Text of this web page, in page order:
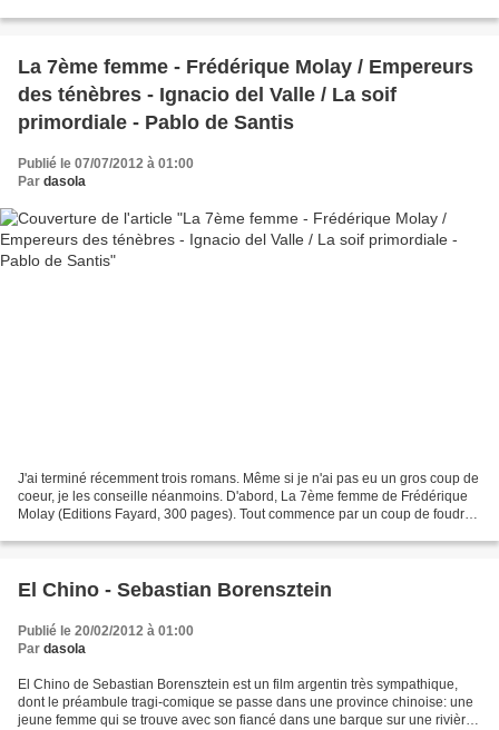
La 7ème femme - Frédérique Molay / Empereurs
des ténèbres - Ignacio del Valle / La soif
primordiale - Pablo de Santis
Publié le 07/07/2012 à 01:00
Par dasola
J'ai terminé récemment trois romans. Même si je n'ai pas eu un gros coup de
coeur, je les conseille néanmoins. D'abord, La 7ème femme de Frédérique
Molay (Editions Fayard, 300 pages). Tout commence par un coup de foudre
El Chino - Sebastian Borensztein
Publié le 20/02/2012 à 01:00
Par dasola
El Chino de Sebastian Borensztein est un film argentin très sympathique,
dont le préambule tragi-comique se passe dans une province chinoise: une
jeune femme qui se trouve avec son fiancé dans une barque sur une rivière